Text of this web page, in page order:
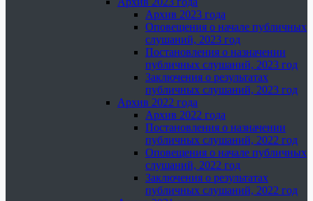
Архив 2023 года
Оповещения о начале публичных
слушаний, 2023 год
Постановления о назначении
публичных слушаний, 2023 год
Заключения о результатах
публичных слушаний, 2023 год
Архив 2022 года
Архив 2022 года
Постановления о назначении
публичных слушаний, 2022 год
Оповещения о начале публичных
слушаний, 2022 год
Заключения о результатах
публичных слушаний, 2022 год